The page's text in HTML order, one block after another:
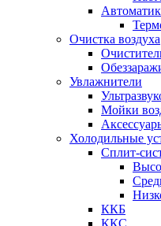
Очистка воздуха
Увлажнители
Мойки
Холодильные
Сплит-
ККБ
ККС